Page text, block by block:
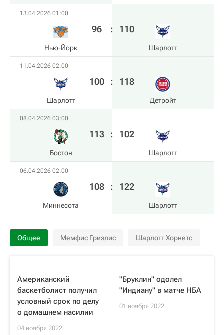
13.04.2026 01:00
Нью-Йорк
96 : 110
Шарлотт
11.04.2026 02:00
Шарлотт
100 : 118
Детройт
08.04.2026 03:00
Бостон
113 : 102
Шарлотт
06.04.2026 02:00
Миннесота
108 : 122
Шарлотт
Общее Мемфис Гризлис Шарлотт Хорнетс
Американский
баскетболист получил
условный срок по делу
о домашнем насилии
04 ноября 2022
"Бруклин" одолел
"Индиану" в матче НБА
01 ноября 2022